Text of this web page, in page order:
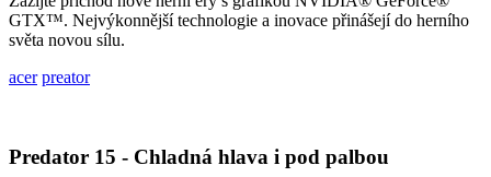
GTX™. Nejvýkonnější technologie a inovace přinášejí do herního
světa novou sílu.
acer preator
Predator 15 - Chladná hlava i pod palbou